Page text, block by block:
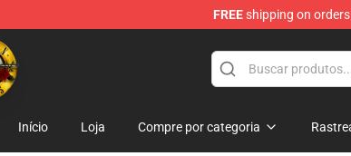
FREEshipping on
Merchandise Shop
Início Loja Compre por categoria